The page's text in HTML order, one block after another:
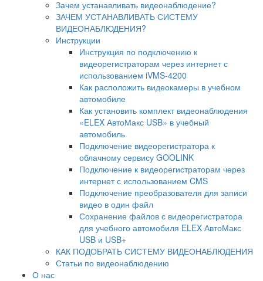
Зачем устанавливать видеонаблюдение?
ЗАЧЕМ УСТАНАВЛИВАТЬ СИСТЕМУ
ВИДЕОНАБЛЮДЕНИЯ?
Инструкции
Инструкция по подключению к
видеорегистраторам через интернет с
использованием iVMS-4200
Как расположить видеокамеры в учебном
автомобиле
Как установить комплект видеонаблюдения
«ELEX АвтоМакс USB» в учебный
автомобиль
Подключение видеорегистратора к
облачному сервису GOOLINK
Подключение к видеорегистраторам через
интернет с использованием CMS
Подключение преобразователя для записи
видео в один файл
Сохранение файлов с видеорегистратора
для учебного автомобиля ELEX АвтоМакс
USB и USB+
КАК ПОДОБРАТЬ СИСТЕМУ ВИДЕОНАБЛЮДЕНИЯ
Статьи по видеонаблюдению
О нас